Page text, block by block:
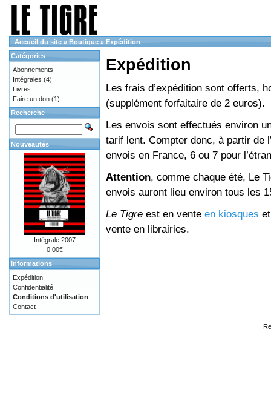
Accueil du site » Boutique » Expédition
Expédition
Les frais d’expédition sont offerts,
(supplément forfaitaire de 2 euros).
Les envois sont effectués environ
tarif lent. Compter donc, à partir de
envois en France, 6 ou 7 pour
Attention, comme chaque été, Le
envois auront lieu environ tous les
Le Tigre est en vente en kiosques
vente en librairies.
Catégories
Abonnements
Intégrales (4)
Livres
Faire un don (1)
Recherche
Nouveautés
Intégrale 2007
0,00€
Informations
Expédition
Confidentialité
Conditions d'utilisation
Contact